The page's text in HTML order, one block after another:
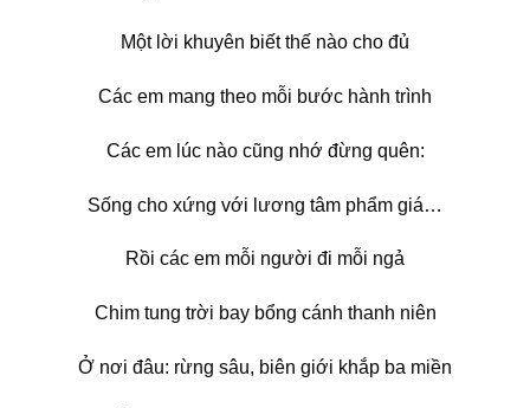
Một lời khuyên biết thế nào cho đủ
Các em mang theo mỗi bước hành trình
Các em lúc nào cũng nhớ đừng quên:
Sống cho xứng với lương tâm phẩm giá…
Rồi các em mỗi người đi mỗi ngả
Chim tung trời bay bổng cánh thanh niên
Ở nơi đâu: rừng sâu, biên giới khắp ba miền